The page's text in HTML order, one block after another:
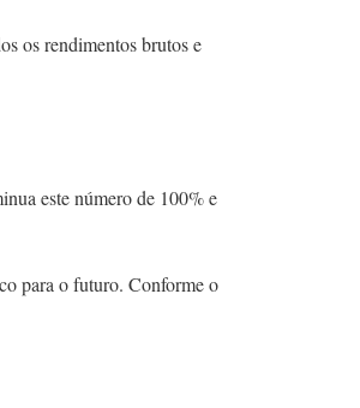
os rendimentos brutos e
este número de 100% e
para o futuro. Conforme o